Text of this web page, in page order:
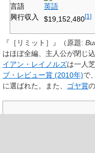
言語
英語
興行収入
$19,152,480[1]
『 ［リミット］ 』（原題:
はほぼ全編、主人公が閉じ
イアン・レイノルズは一人
ブ・レビュー賞 (2010年)で
に選ばれた。また、
ゴヤ賞